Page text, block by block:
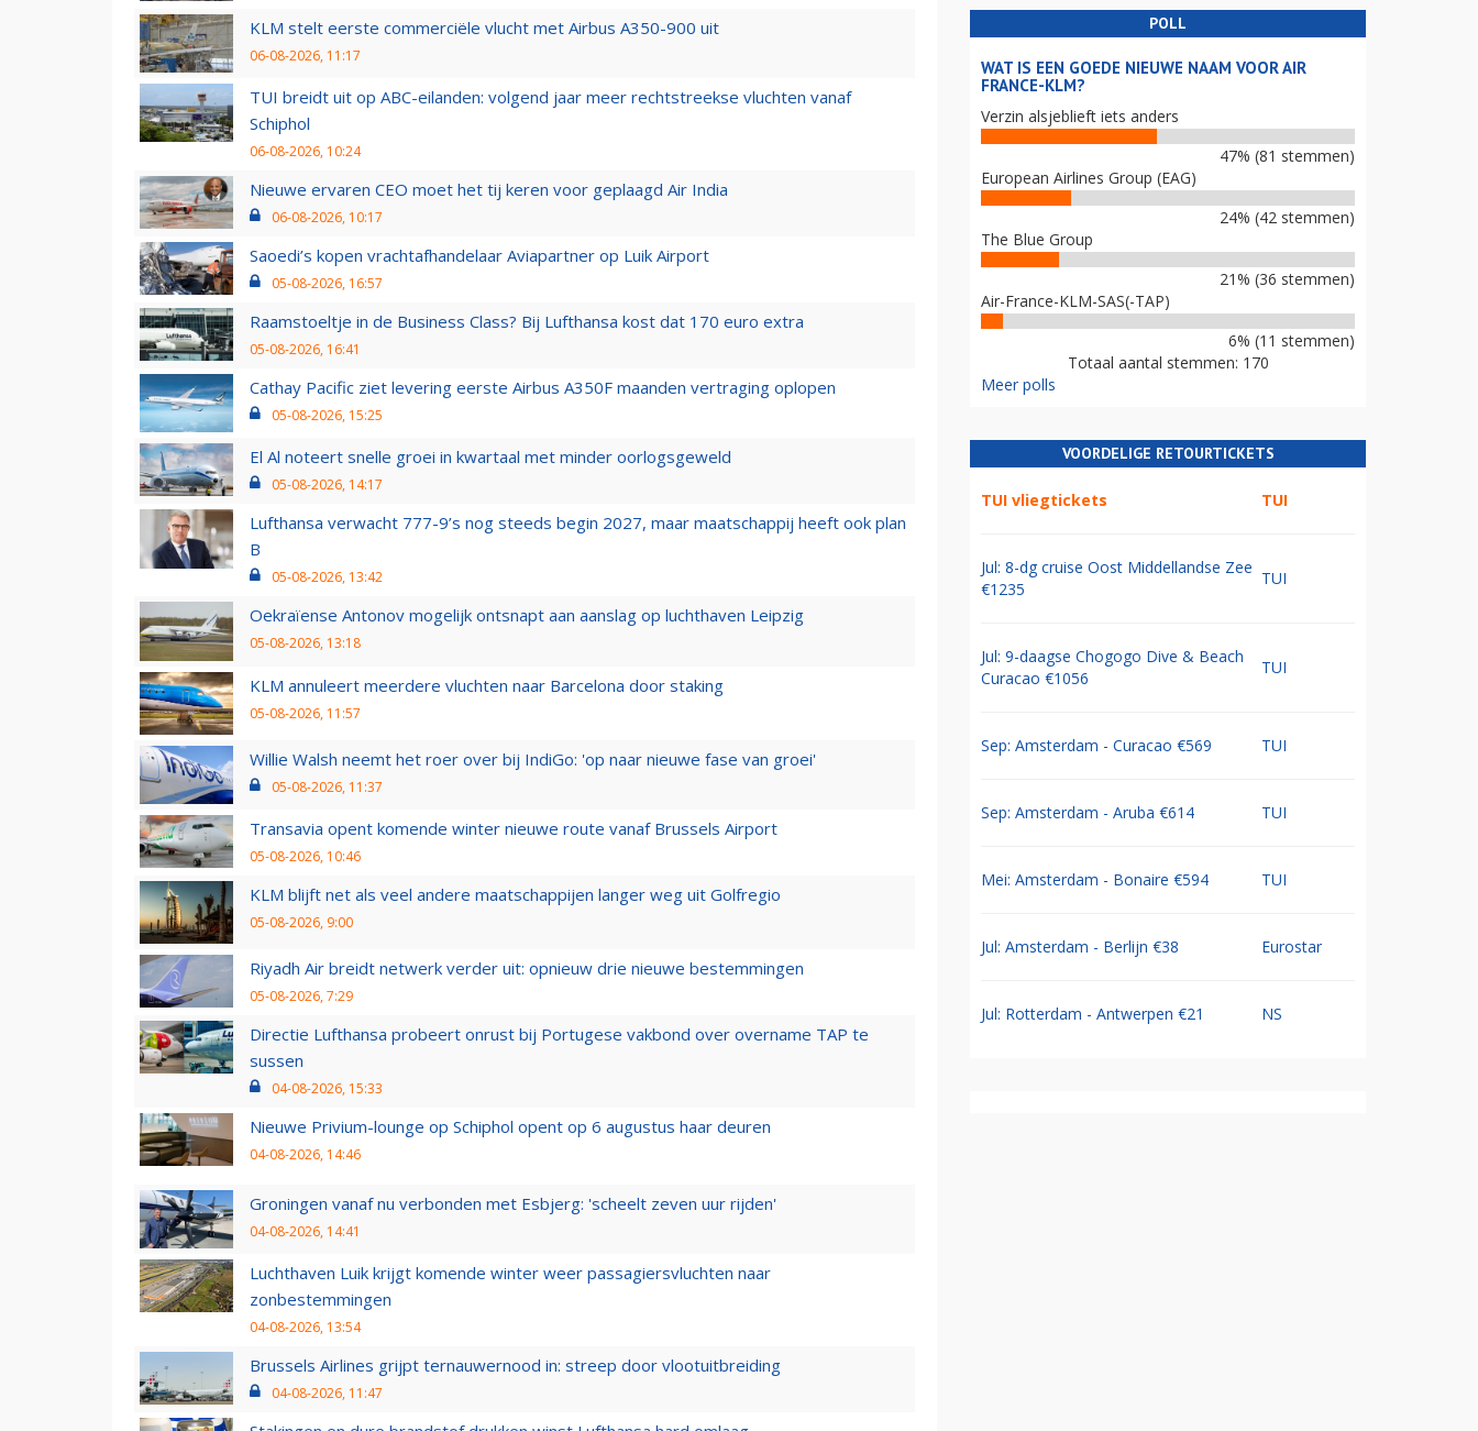
KLM stelt eerste commerciële vlucht met Airbus A350-900 uit
06-08-2026, 11:17
TUI breidt uit op ABC-eilanden: volgend jaar meer rechtstreekse vluchten vanaf
Schiphol
06-08-2026, 10:24
Nieuwe ervaren CEO moet het tij keren voor geplaagd Air India
06-08-2026, 10:17
Saoedi’s kopen vrachtafhandelaar Aviapartner op Luik Airport
05-08-2026, 16:57
Raamstoeltje in de Business Class? Bij Lufthansa kost dat 170 euro extra
05-08-2026, 16:41
Cathay Pacific ziet levering eerste Airbus A350F maanden vertraging oplopen
05-08-2026, 15:25
El Al noteert snelle groei in kwartaal met minder oorlogsgeweld
05-08-2026, 14:17
Lufthansa verwacht 777-9’s nog steeds begin 2027, maar maatschappij heeft ook plan
B
05-08-2026, 13:42
Oekraïense Antonov mogelijk ontsnapt aan aanslag op luchthaven Leipzig
05-08-2026, 13:18
KLM annuleert meerdere vluchten naar Barcelona door staking
05-08-2026, 11:57
Willie Walsh neemt het roer over bij IndiGo: 'op naar nieuwe fase van groei'
05-08-2026, 11:37
Transavia opent komende winter nieuwe route vanaf Brussels Airport
05-08-2026, 10:46
KLM blijft net als veel andere maatschappijen langer weg uit Golfregio
05-08-2026, 9:00
Riyadh Air breidt netwerk verder uit: opnieuw drie nieuwe bestemmingen
05-08-2026, 7:29
Directie Lufthansa probeert onrust bij Portugese vakbond over overname TAP te
sussen
04-08-2026, 15:33
Nieuwe Privium-lounge op Schiphol opent op 6 augustus haar deuren
04-08-2026, 14:46
Groningen vanaf nu verbonden met Esbjerg: 'scheelt zeven uur rijden'
04-08-2026, 14:41
Luchthaven Luik krijgt komende winter weer passagiersvluchten naar
zonbestemmingen
04-08-2026, 13:54
Brussels Airlines grijpt ternauwernood in: streep door vlootuitbreiding
04-08-2026, 11:47
POLL
WAT IS EEN GOEDE NIEUWE NAAM VOOR AIR
FRANCE-KLM?
Verzin alsjeblieft iets anders
47% (81 stemmen)
European Airlines Group (EAG)
24% (42 stemmen)
The Blue Group
21% (36 stemmen)
Air-France-KLM-SAS(-TAP)
6% (11 stemmen)
Totaal aantal stemmen: 170
Meer polls
VOORDELIGE RETOURTICKETS
TUI vliegtickets TUI
Jul: 8-dg cruise Oost Middellandse Zee
€1235
TUI
Jul: 9-daagse Chogogo Dive & Beach
Curacao €1056
TUI
Sep: Amsterdam - Curacao €569 TUI
Sep: Amsterdam - Aruba €614 TUI
Mei: Amsterdam - Bonaire €594 TUI
Jul: Amsterdam - Berlijn €38 Eurostar
Jul: Rotterdam - Antwerpen €21 NS